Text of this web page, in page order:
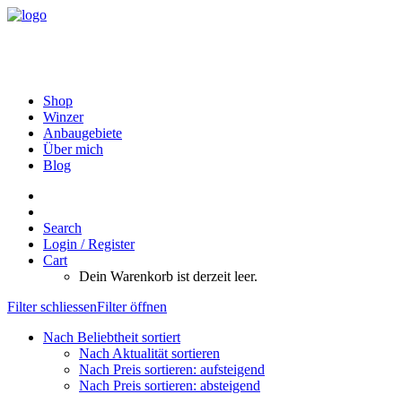
Shop
Winzer
Anbaugebiete
Über mich
Blog
Search
Login / Register
Cart
Dein Warenkorb ist derzeit leer.
Filter schliessenFilter öffnen
Nach Beliebtheit sortiert
Nach Aktualität sortieren
Nach Preis sortieren: aufsteigend
Nach Preis sortieren: absteigend